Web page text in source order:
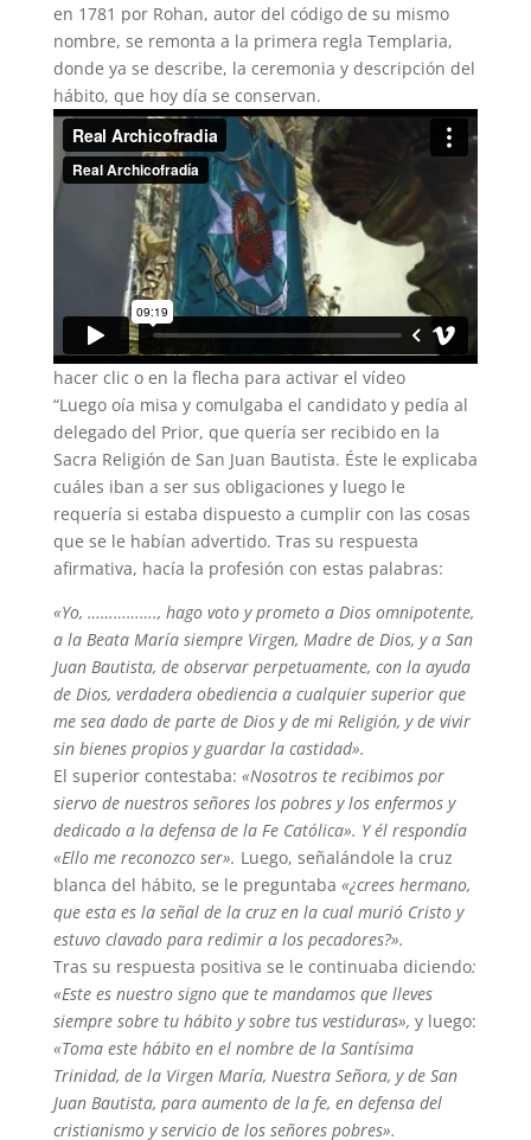
en 1781 por Rohan, autor del código de su mismo
nombre, se remonta a la primera regla Templaria,
donde ya se describe, la ceremonia y descripción del
hábito, que hoy día se conservan.
hacer clic o en la flecha para activar el vídeo
“Luego oía misa y comulgaba el candidato y pedía al
delegado del Prior, que quería ser recibido en la
Sacra Religión de San Juan Bautista. Éste le explicaba
cuáles iban a ser sus obligaciones y luego le
requería si estaba dispuesto a cumplir con las cosas
que se le habían advertido. Tras su respuesta
afirmativa, hacía la profesión con estas palabras:
«Yo, ……………., hago voto y prometo a Dios omnipotente,
a la Beata María siempre Virgen, Madre de Dios, y a San
Juan Bautista, de observar perpetuamente, con la ayuda
de Dios, verdadera obediencia a cualquier superior que
me sea dado de parte de Dios y de mi Religión, y de vivir
sin bienes propios y guardar la castidad».
El superior contestaba: «Nosotros te recibimos por
siervo de nuestros señores los pobres y los enfermos y
dedicado a la defensa de la Fe Católica». Y él respondía
«Ello me reconozco ser». Luego, señalándole la cruz
blanca del hábito, se le preguntaba «¿crees hermano,
que esta es la señal de la cruz en la cual murió Cristo y
estuvo clavado para redimir a los pecadores?».
Tras su respuesta positiva se le continuaba diciendo:
«Este es nuestro signo que te mandamos que lleves
siempre sobre tu hábito y sobre tus vestiduras», y luego:
«Toma este hábito en el nombre de la Santísima
Trinidad, de la Virgen María, Nuestra Señora, y de San
Juan Bautista, para aumento de la fe, en defensa del
cristianismo y servicio de los señores pobres».